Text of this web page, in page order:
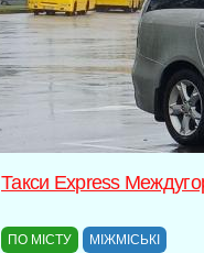
Такси Express
ПО МІСТУ МІЖМІСЬКІ